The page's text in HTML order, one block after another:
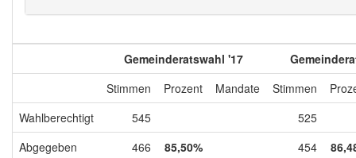
Gemeinderatswahl '17
Stimmen
Prozent Mandate Stimmen
Wahlberechtigt
545
525
Abgegeben
466 85,50% 454